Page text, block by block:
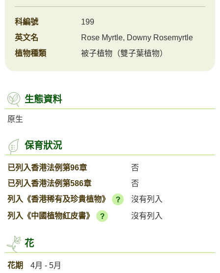
科編號
199
英文名
Rose Myrtle, Downy Rosemyrtle
植物種類
被子植物（雙子葉植物）
生態資料
原生
保育狀況
已列入香港法例第96章
否
已列入香港法例第586章
否
列入《香港稀有及珍貴植物》
沒有列入
列入《中國植物紅皮書》
沒有列入
花
花期 4月 - 5月